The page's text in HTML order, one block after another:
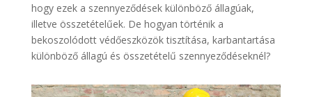
hogy ezek a szennyeződések különböző állagúak,
illetve összetételűek. De hogyan történik a
bekoszolódott védőeszközök tisztítása, karbantartása
különböző állagú és összetételű szennyeződéseknél?